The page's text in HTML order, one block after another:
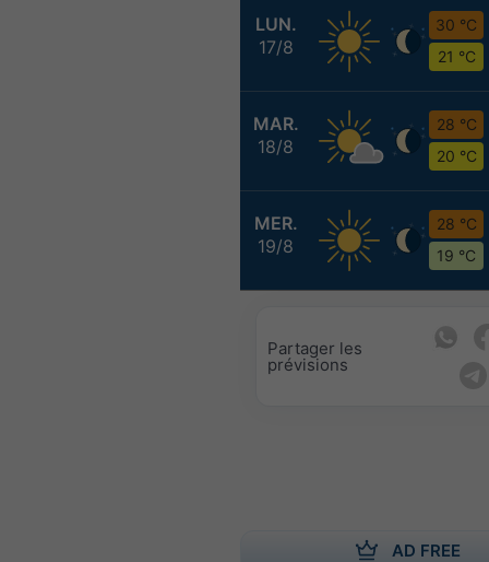
LUN.
17/8
30 °C
21 °C
MAR.
18/8
28 °C
20 °C
MER.
19/8
28 °C
19 °C
Partager les
prévisions
AD FREE